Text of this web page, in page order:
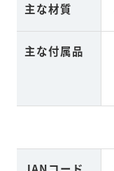
主な材質
主な付属品